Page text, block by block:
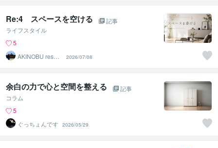
Re:4 スペースを空ける
記事
ライフスタイル
5
AKINOBU reson
2026/07/08
余白の力で心と空間を整える
記事
コラム
5
ぐっちょんです
2026/05/29